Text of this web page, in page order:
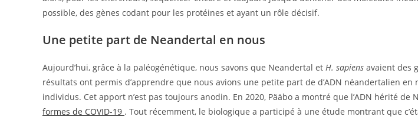
possible, des gènes codant pour les protéines et ayant un rôle décisif.
Une petite part de Neandertal en nous
Aujourd’hui, grâce à la paléogénétique, nous savons que Neandertal et H. sapiens avaient des
résultats ont permis d’apprendre que nous avions une petite part de d’ADN néandertalien en
individus. Cet apport n’est pas toujours anodin. En 2020, Pääbo a montré que l’ADN hérité de
formes de COVID-19 . Tout récemment, le biologique a participé à une étude montrant que